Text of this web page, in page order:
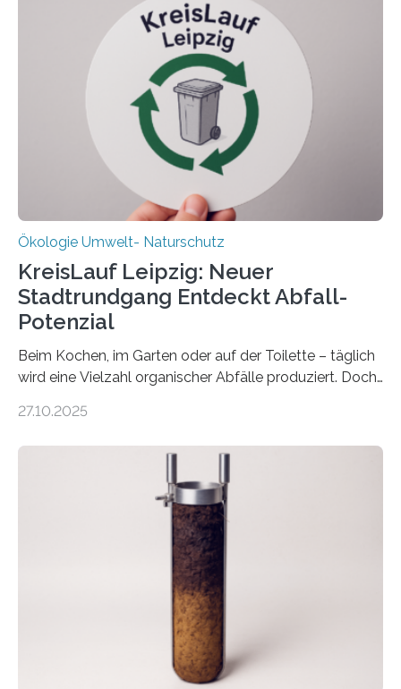
Ökosystem gedeiht – und wie sich dieser Prozess
verlässlich prognostizieren lässt. Grünes Licht für
„DynaCom“: Die Deutsche Forschungsgemeinschaft
(DFG) fördert das Anfang 2019 gestartete
Forschungsprojekt an der Universität Oldenburg für
zwei weitere Jahre mit rund 1,2 Millionen Euro. „Wir
freuen uns sehr über…
Ökologie Umwelt- Naturschutz
KreisLauf Leipzig: Neuer
Stadtrundgang Entdeckt Abfall-
Potenzial
Beim Kochen, im Garten oder auf der Toilette – täglich
wird eine Vielzahl organischer Abfälle produziert. Doch
Potenzial nur dann entfalten können, wenn sie in
Veränderung der Wirtschaft wichtig ist, zeigt der vom
Deutschen Biomasseforschungszentrum und der
Stadtreinigung Leipzig konzipierte und am 24. Oktober
2025 offiziell eingeweihte Stadtrundgang „KreisLauf“. Er
ist ab sofort im Leipziger Stadtgebiet…
27.10.2025